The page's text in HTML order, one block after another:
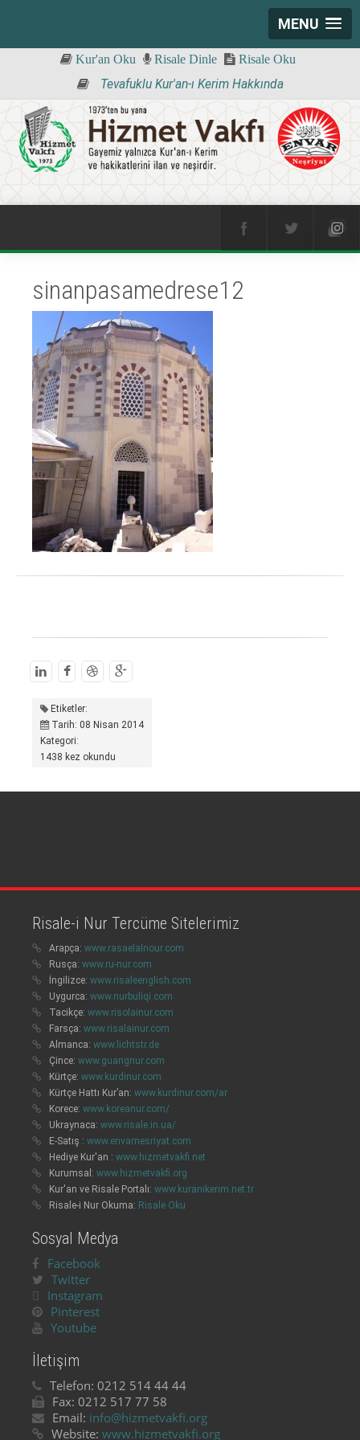
MENU
Kur'an Oku Risale Dinle Risale Oku
Tevafuklu Kur'an-ı Kerim Hakkında
sinanpasamedrese12
Etiketler:
Tarih: 08 Nisan 2014
Kategori:
1438 kez okundu
Risale-i Nur Tercüme Sitelerimiz
Arapça: www.rasaelalnour.com
Rusça: www.ru-nur.com
İngilizce: www.risaleenglish.com
Uygurca: www.nurbuliqi.com
Tacikçe: www.risolainur.com
Farsça: www.risalainur.com
Almanca: www.lichtstr.de
Çince: www.guangnur.com
Kürtçe: www.kurdinur.com
Kürtçe Hattı Kur’an: www.kurdinur.com/ar
Korece: www.koreanur.com/
Ukraynaca: www.risale.in.ua/
E-Satış : www.envarnesriyat.com
Hediye Kur'an : www.hizmetvakfi.net
Kurumsal: www.hizmetvakfi.org
Kur'an ve Risale Portalı: www.kuranikerim.net.tr
Risale-i Nur Okuma: Risale Oku
Sosyal Medya
Facebook
Twitter
Instagram
Pinterest
Youtube
İletişim
Telefon: 0212 514 44 44
Fax: 0212 517 77 58
Email: info@hizmetvakfi.org
Website: www.hizmetvakfi.org